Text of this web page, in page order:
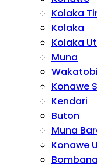
Kolaka
Kolaka
Kolaka
Muna
Wakatobi
Konawe
Kendari
Buton
Muna
Konawe
Bombana